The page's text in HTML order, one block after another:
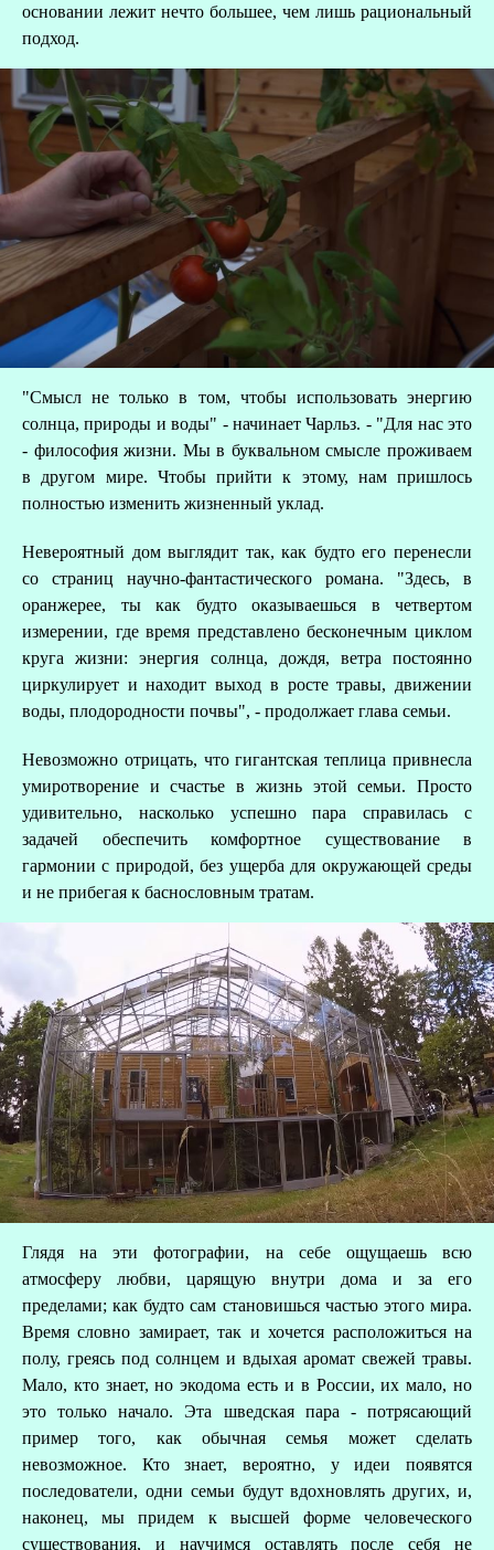
основании лежит нечто большее, чем лишь рациональный
подход.
"Смысл не только в том, чтобы использовать энергию
солнца, природы и воды" - начинает Чарльз. - "Для нас это
- философия жизни. Мы в буквальном смысле проживаем
в другом мире. Чтобы прийти к этому, нам пришлось
полностью изменить жизненный уклад.
Невероятный дом выглядит так, как будто его перенесли
со страниц научно-фантастического романа. "Здесь, в
оранжерее, ты как будто оказываешься в четвертом
измерении, где время представлено бесконечным циклом
круга жизни: энергия солнца, дождя, ветра постоянно
циркулирует и находит выход в росте травы, движении
воды, плодородности почвы", - продолжает глава семьи.
Невозможно отрицать, что гигантская теплица привнесла
умиротворение и счастье в жизнь этой семьи. Просто
удивительно, насколько успешно пара справилась с
задачей обеспечить комфортное существование в
гармонии с природой, без ущерба для окружающей среды
и не прибегая к баснословным тратам.
Глядя на эти фотографии, на себе ощущаешь всю
атмосферу любви, царящую внутри дома и за его
пределами; как будто сам становишься частью этого мира.
Время словно замирает, так и хочется расположиться на
полу, греясь под солнцем и вдыхая аромат свежей травы.
Мало, кто знает, но экодома есть и в России, их мало, но
это только начало. Эта шведская пара - потрясающий
пример того, как обычная семья может сделать
невозможное. Кто знает, вероятно, у идеи появятся
последователи, одни семьи будут вдохновлять других, и,
наконец, мы придем к высшей форме человеческого
существования, и научимся оставлять после себя не